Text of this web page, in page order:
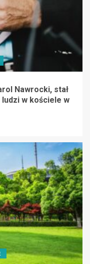
Nawrocki, stał
w kościele w